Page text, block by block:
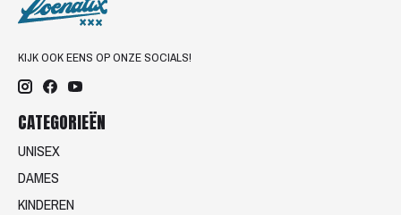
KIJK OOK EENS OP ONZE SOCIALS!
CATEGORIEËN
UNISEX
DAMES
KINDEREN